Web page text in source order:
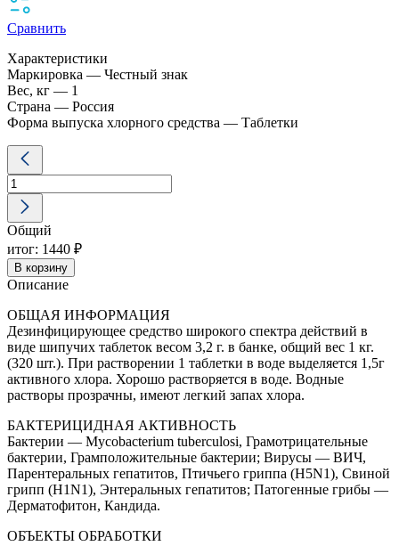
Сравнить
Характеристики
Маркировка — Честный знак
Вес, кг — 1
Страна — Россия
Форма выпуска хлорного средства — Таблетки
Количество
товара
Жавель
Солид
хлорные
таблетки
320шт
Общий
итог: 1440 ₽
В корзину
Описание
ОБЩАЯ ИНФОРМАЦИЯ
Дезинфицирующее средство широкого спектра действий в
виде шипучих таблеток весом 3,2 г. в банке, общий вес 1 кг.
(320 шт.). При растворении 1 таблетки в воде выделяется 1,5г
активного хлора. Хорошо растворяется в воде. Водные
растворы прозрачны, имеют легкий запах хлора.
БАКТЕРИЦИДНАЯ АКТИВНОСТЬ
Бактерии — Mycobacterium tuberculosi, Грамотрицательные
бактерии, Грамположительные бактерии; Вирусы — ВИЧ,
Парентеральных гепатитов, Птичьего гриппа (H5N1), Свиной
грипп (H1N1), Энтеральных гепатитов; Патогенные грибы —
Дерматофитон, Кандида.
ОБЪЕКТЫ ОБРАБОТКИ